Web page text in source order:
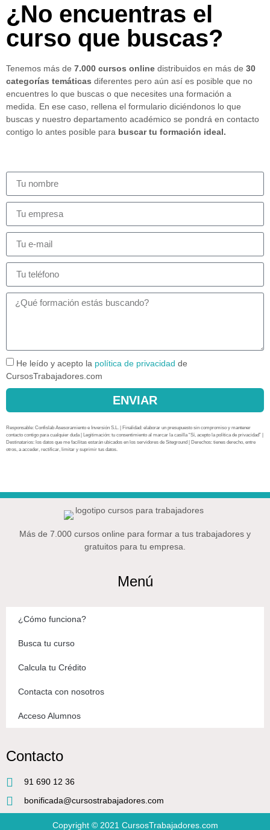
¿No encuentras el
curso que buscas?
Tenemos más de 7.000 cursos online distribuidos en más de 30
categorías temáticas diferentes pero aún así es posible que no
encuentres lo que buscas o que necesites una formación a
medida. En ese caso, rellena el formulario diciéndonos lo que
buscas y nuestro departamento académico se pondrá en contacto
contigo lo antes posible para buscar tu formación ideal.
He leído y acepto la política de privacidad de
CursosTrabajadores.com
ENVIAR
Responsable: Confislab Asesoramiento e Inversión S.L. | Finalidad: elaborar un presupuesto sin compromiso y mantener
contacto contigo para cualquier duda | Legitimación: tu consentimiento al marcar la casilla “Sí, acepto la política de privacidad” |
Destinatarios: los datos que me facilitas estarán ubicados en los servidores de Siteground | Derechos: tienes derecho, entre
otros, a acceder, rectificar, limitar y suprimir tus datos.
Más de 7.000 cursos online para formar a tus trabajadores y
gratuitos para tu empresa.
Menú
¿Cómo funciona?
Busca tu curso
Calcula tu Crédito
Contacta con nosotros
Acceso Alumnos
Contacto
91 690 12 36
bonificada@cursostrabajadores.com
Copyright © 2021 CursosTrabajadores.com